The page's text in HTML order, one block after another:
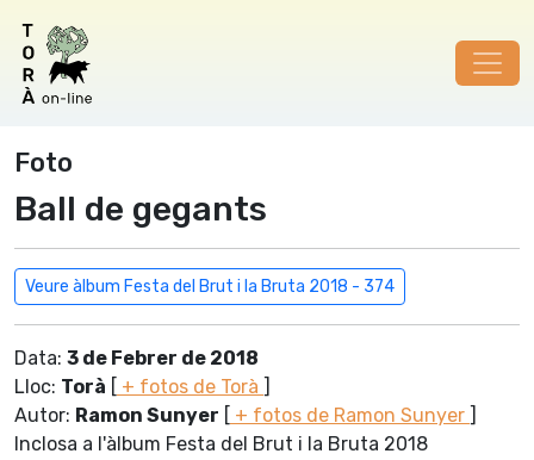
Foto
Ball de gegants
Veure àlbum Festa del Brut i la Bruta 2018 - 374
Data: 3 de Febrer de 2018
Lloc: Torà [ + fotos de Torà ]
Autor: Ramon Sunyer [ + fotos de Ramon Sunyer ]
Inclosa a l'àlbum Festa del Brut i la Bruta 2018